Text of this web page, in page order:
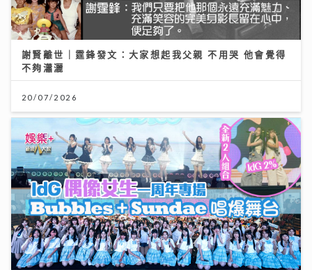
謝賢離世｜霆鋒發文：大家想起我父親 不用哭 他會覺得
不夠瀟灑
20/07/2026